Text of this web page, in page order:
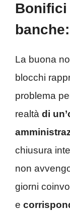
La buona
blocchi
problema
realtà di
chiusura
non
giorni
e